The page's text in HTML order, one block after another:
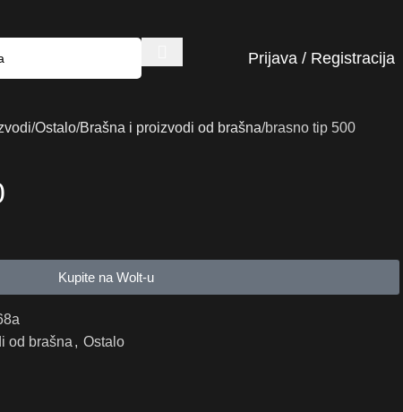
Prijava / Registracija
Ostalo Brašna i proizvodi od brašna brasno tip 500
Kupite na Wolt-u
od brašna , Ostalo